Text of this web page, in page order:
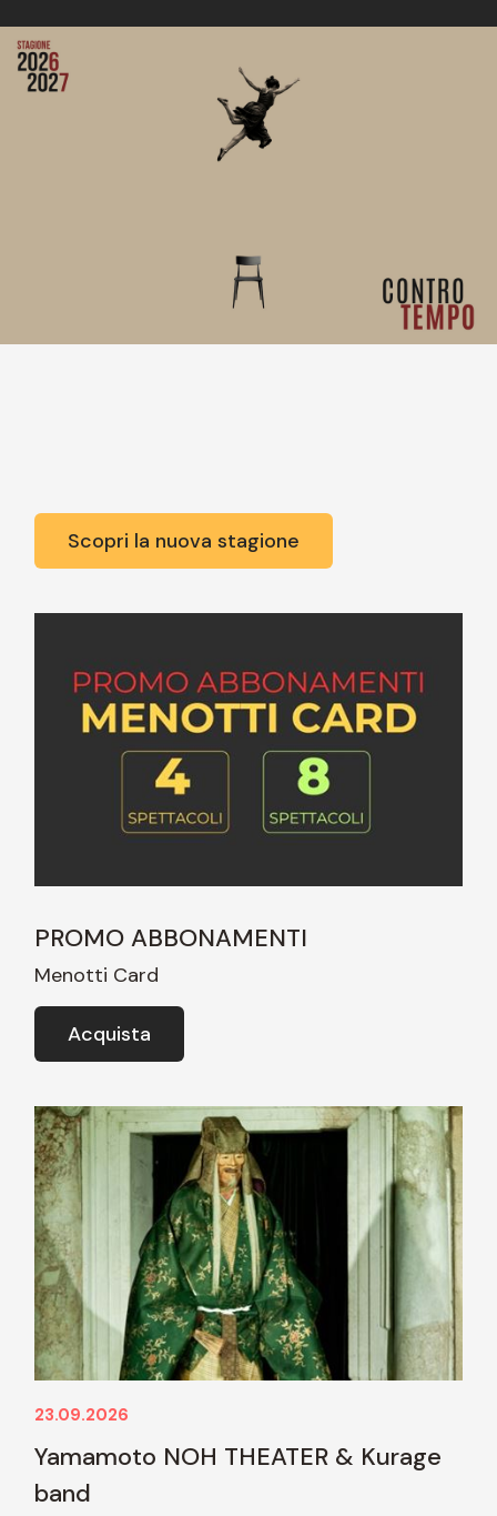
Scopri la nuova stagione
PROMO ABBONAMENTI
Menotti Card
Acquista
23.09.2026
Yamamoto NOH THEATER & Kurage
band